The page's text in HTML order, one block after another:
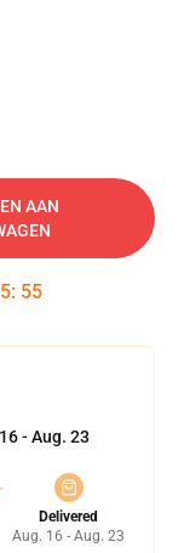
AAN
: 54
- Aug. 23
Delivered
Aug. 16 - Aug. 23